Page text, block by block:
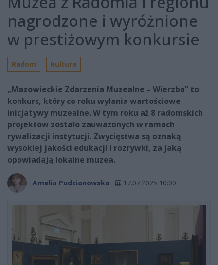
nagrodzone i wyróżnione
w prestiżowym konkursie
Radom Kultura
„Mazowieckie Zdarzenia Muzealne – Wierzba” to
konkurs, który co roku wyłania wartościowe
inicjatywy muzealne. W tym roku aż 8 radomskich
projektów zostało zauważonych w ramach
rywalizacji instytucji. Zwycięstwa są oznaką
wysokiej jakości edukacji i rozrywki, za jaką
opowiadają lokalne muzea.
Amelia Pudzianowska 17.07.2025 10:00